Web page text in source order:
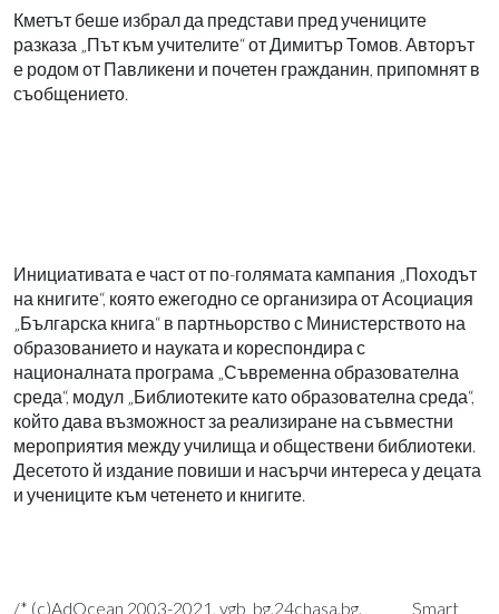
Кметът беше избрал да представи пред учениците
разказа „Път към учителите“ от Димитър Томов. Авторът
е родом от Павликени и почетен гражданин, припомнят в
съобщението.
Инициативата е част от по-голямата кампания „Походът
на книгите“, която ежегодно се организира от Асоциация
„Българска книга“ в партньорство с Министерството на
образованието и науката и кореспондира с
националната програма „Съвременна образователна
среда“, модул „Библиотеките като образователна среда“,
който дава възможност за реализиране на съвместни
мероприятия между училища и обществени библиотеки.
Десетото й издание повиши и насърчи интереса у децата
и учениците към четенето и книгите.
/* (c)AdOcean 2003-2021, vgb_bg.24chasa.bg._______ Smart